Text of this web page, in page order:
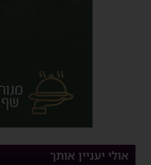
אולי יעניין אותך